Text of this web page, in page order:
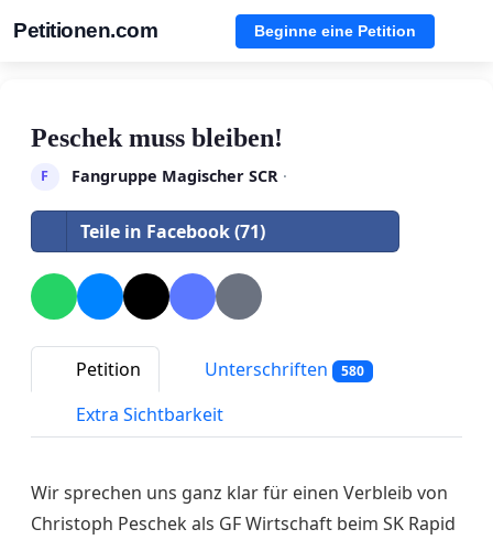
Petitionen.com Beginne eine Petition
Peschek muss bleiben!
F Fangruppe Magischer SCR ·
Teile in Facebook (71)
Petition Unterschriften 580
Extra Sichtbarkeit
Wir sprechen uns ganz klar für einen Verbleib von
Christoph Peschek als GF Wirtschaft beim SK Rapid